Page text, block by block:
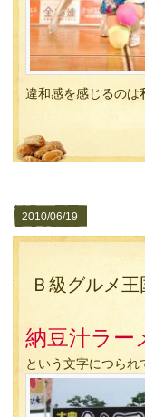
違和感を感じるのは
2010/06/19
Ｂ級グルメ王
納豆汁ラー
という文字につられ